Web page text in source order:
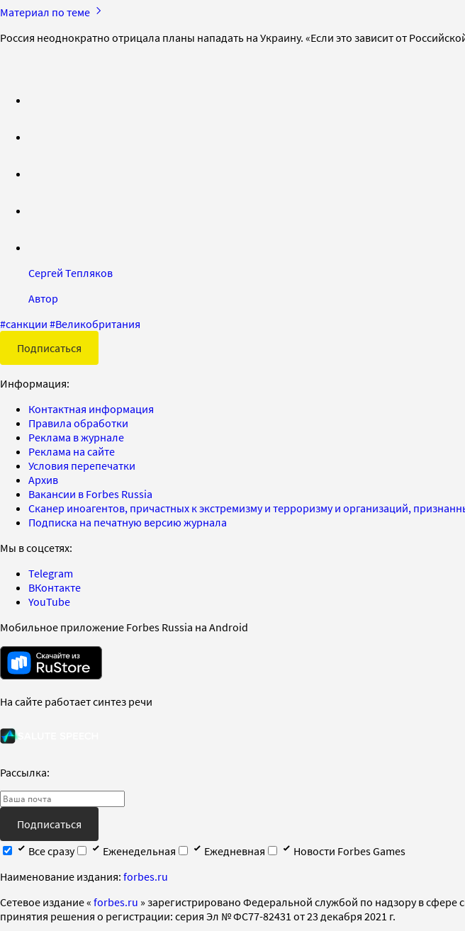
Материал по теме
Россия неоднократно отрицала планы нападать на Украину. «Если это зависит от
Сергей Тепляков
Автор
#санкции #Великобритания
Подписаться
Информация:
Контактная информация
Правила обработки
Реклама в журнале
Реклама на сайте
Условия перепечатки
Архив
Вакансии в Forbes Russia
Сканер иноагентов, причастных к экстремизму и терроризму и организаций,
Подписка на печатную версию журнала
Мы в соцсетях:
Telegram
ВКонтакте
YouTube
Мобильное приложение Forbes Russia на Android
На сайте работает синтез речи
Рассылка:
Подписаться
Все сразу
Еженедельная Ежедневная
Новости Forbes Games
Наименование издания: forbes.ru
Cетевое издание « forbes.ru » зарегистрировано Федеральной службой по надзору в
принятия решения о регистрации: серия Эл № ФС77-82431 от 23 декабря 2021 г.